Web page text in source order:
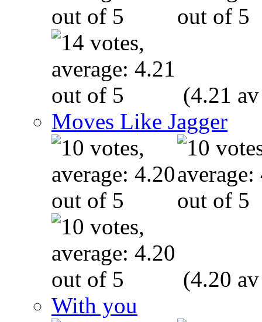
(4.21
Moves Like Jagger
(4.20
With you